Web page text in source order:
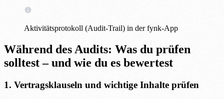
Aktivitätsprotokoll (Audit-Trail) in der fynk-App
Während des Audits: Was du prüfen
solltest – und wie du es bewertest
1. Vertragsklauseln und wichtige Inhalte prüfen